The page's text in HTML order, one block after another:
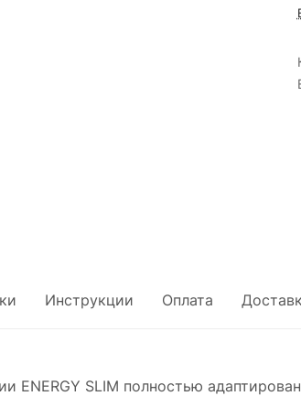
Инструкции Оплата
ENERGY SLIM полностью